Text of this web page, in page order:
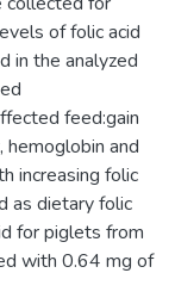
of folic acid
in the analyzed
feed:gain
and
increasing folic
as dietary folic
for piglets from
with 0.64 mg of